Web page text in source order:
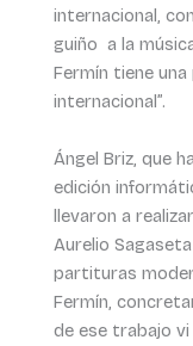
internacional,
guiño a la
Fermín tiene
internacional”.
Ángel Briz, que
edición
llevaron a
Aurelio
partituras
Fermín,
de ese trabajo